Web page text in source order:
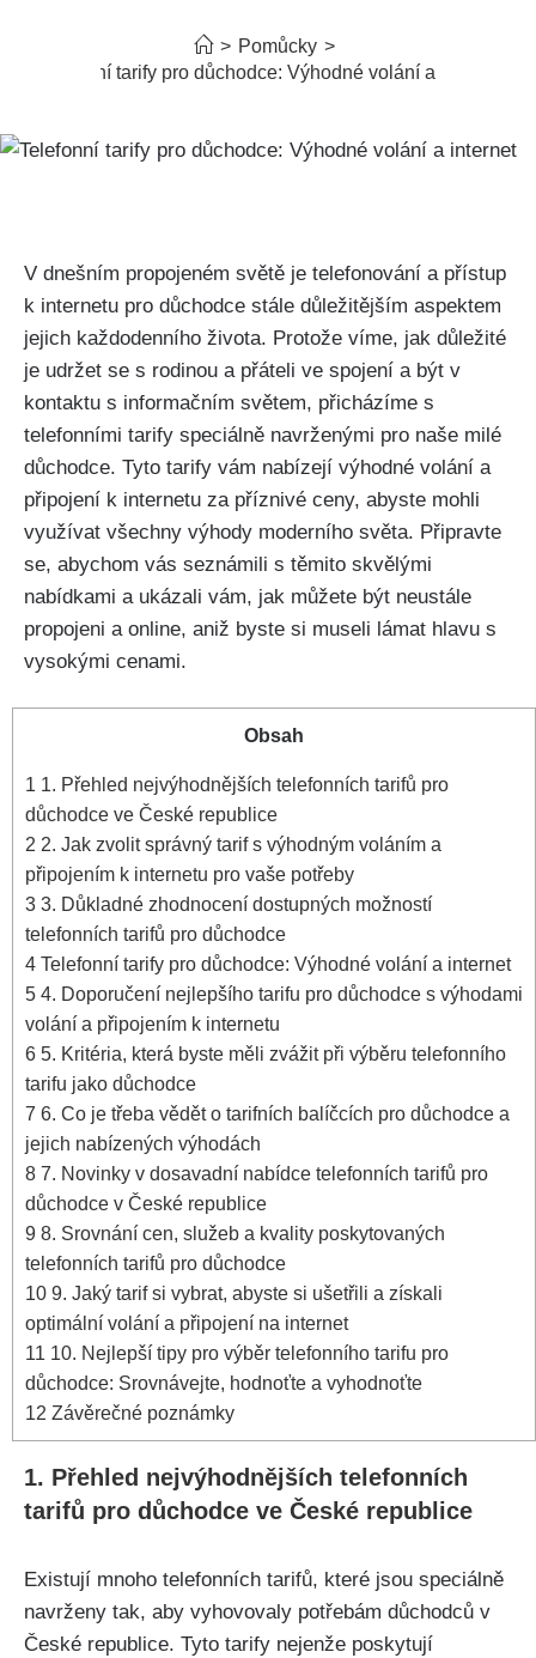
> Pomůcky >
Telefonní tarify pro důchodce: Výhodné volání a internet
V dnešním propojeném světě je telefonování a přístup
k internetu pro důchodce stále důležitějším aspektem
jejich každodenního života. Protože víme, jak důležité
je udržet se s rodinou a přáteli ve spojení a být v
kontaktu s informačním světem, přicházíme s
telefonními tarify speciálně navrženými pro naše milé
důchodce. Tyto tarify vám nabízejí výhodné volání a
připojení k internetu za příznivé ceny, abyste mohli
využívat všechny výhody moderního světa. Připravte
se, abychom vás seznámili s těmito skvělými
nabídkami a ukázali vám, jak můžete být neustále
propojeni a online, aniž byste si museli lámat hlavu s
vysokými cenami.
Obsah
1 1. Přehled nejvýhodnějších telefonních tarifů pro
důchodce ve České republice
2 2. Jak zvolit správný tarif s výhodným voláním a
připojením k internetu pro vaše potřeby
3 3. Důkladné zhodnocení dostupných možností
telefonních tarifů pro důchodce
4 Telefonní tarify pro důchodce: Výhodné volání a internet
5 4. Doporučení nejlepšího tarifu pro důchodce s výhodami
volání a připojením k internetu
6 5. Kritéria, která byste měli zvážit při výběru telefonního
tarifu jako důchodce
7 6. Co je třeba vědět o tarifních balíčcích pro důchodce a
jejich nabízených výhodách
8 7. Novinky v dosavadní nabídce telefonních tarifů pro
důchodce v České republice
9 8. Srovnání cen, služeb a kvality poskytovaných
telefonních tarifů pro důchodce
10 9. Jaký tarif si vybrat, abyste si ušetřili a získali
optimální volání a připojení na internet
11 10. Nejlepší tipy pro výběr telefonního tarifu pro
důchodce: Srovnávejte, hodnoťte a vyhodnoťte
12 Závěrečné poznámky
1. Přehled nejvýhodnějších telefonních
tarifů pro důchodce ve České republice
Existují mnoho telefonních tarifů, které jsou speciálně
navrženy tak, aby vyhovovaly potřebám důchodců v
České republice. Tyto tarify nejenže poskytují